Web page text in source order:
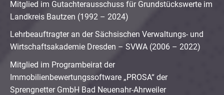
Mitglied im Gutachterausschuss für Grundstückswerte im
Landkreis Bautzen (1992 – 2024)
Lehrbeauftragter an der Sächsischen Verwaltungs- und
Wirtschaftsakademie Dresden – SVWA (2006 – 2022)
Mitglied im Programbeirat der
Immobilienbewertungssoftware „PROSA“ der
Sprengnetter GmbH Bad Neuenahr-Ahrweiler